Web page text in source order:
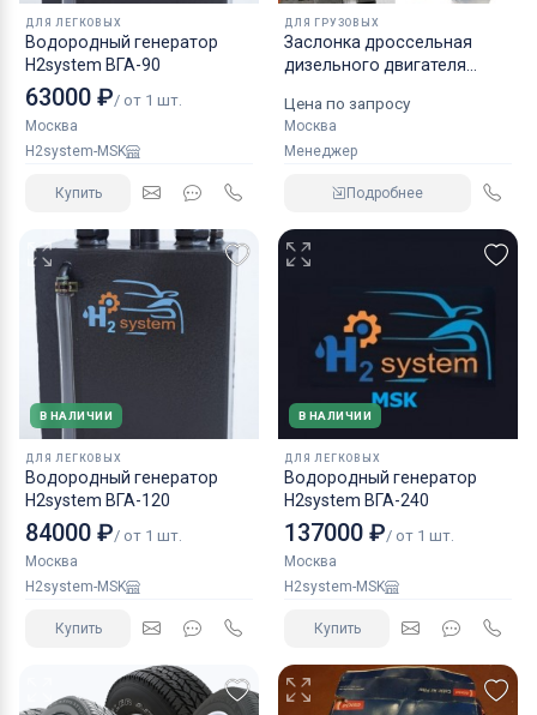
ДЛЯ ЛЕГКОВЫХ
Водородный генератор
H2system ВГА-90
63000 ₽/ от 1 шт.
Москва
H2system-MSK
Купить
ДЛЯ ГРУЗОВЫХ
Заслонка дроссельная
дизельного двигателя
Цена по запросу
Москва
Менеджер
Подробнее
В НАЛИЧИИ
ДЛЯ ЛЕГКОВЫХ
Водородный генератор
H2system ВГА-120
84000 ₽/ от 1 шт.
Москва
H2system-MSK
Купить
В НАЛИЧИИ
ДЛЯ ЛЕГКОВЫХ
Водородный генератор
H2system ВГА-240
137000 ₽/ от 1 шт.
Москва
H2system-MSK
Купить